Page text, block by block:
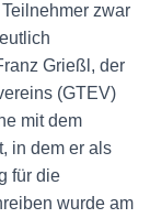
zwar
Grießl, der
(GTEV)
mit dem
in dem er als
für die
wurde am